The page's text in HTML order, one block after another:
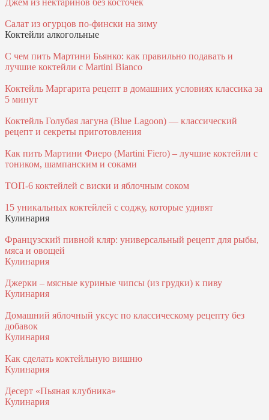
Джем из нектаринов без косточек
Салат из огурцов по-фински на зиму
Коктейли алкогольные
С чем пить Мартини Бьянко: как правильно подавать и
лучшие коктейли с Martini Bianco
Коктейль Маргарита рецепт в домашних условиях классика за
5 минут
Коктейль Голубая лагуна (Blue Lagoon) — классический
рецепт и секреты приготовления
Как пить Мартини Фиеро (Martini Fiero) – лучшие коктейли с
тоником, шампанским и соками
ТОП-6 коктейлей с виски и яблочным соком
15 уникальных коктейлей с соджу, которые удивят
Кулинария
Французский пивной кляр: универсальный рецепт для рыбы,
мяса и овощей
Кулинария
Джерки – мясные куриные чипсы (из грудки) к пиву
Кулинария
Домашний яблочный уксус по классическому рецепту без
добавок
Кулинария
Как сделать коктейльную вишню
Кулинария
Десерт «Пьяная клубника»
Кулинария